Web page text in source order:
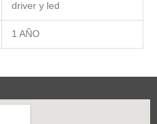
driver y led
1 AÑO